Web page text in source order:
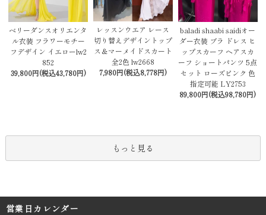
ベリーダンスオリエンタ
ル衣装 フラワーモチー
フデザイン イエローlw2
852
39,800円(税込43,780円)
レッスンウエア レース
切り替えデザイントップ
ス＆マーメイドスカート
全2色 lw2668
7,980円(税込8,778円)
baladi shaabi saidiオー
ダー衣装 ブラ ドレス ヒ
ップスカーフ ヘアスカ
ーフ ショートパンツ 5点
セット ローズピンク 色
指定可能 LY2753
89,800円(税込98,780円)
もっと見る
営業日カレンダー